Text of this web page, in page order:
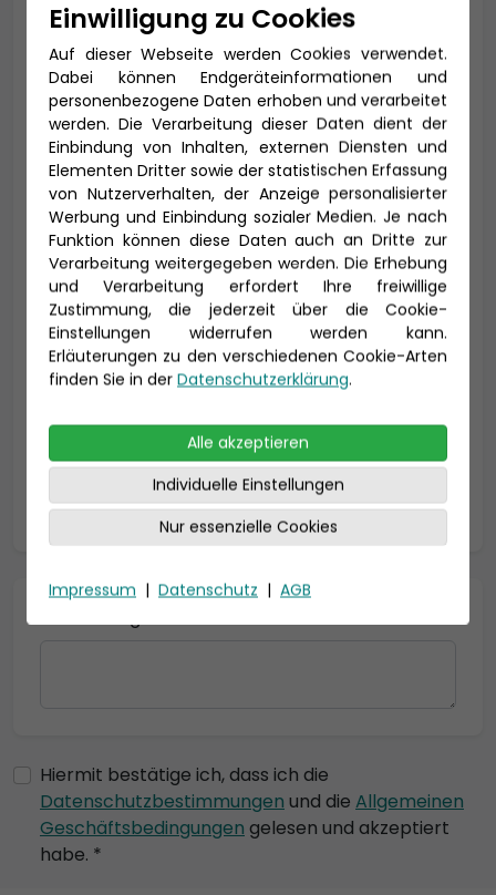
E-Mail *
Telefon *
Geburtsdatum
* = Pflichtfelder
Hiermit bestätige ich, dass ich die
Datenschutzbestimmungen und die Allgemeinen
Geschäftsbedingungen gelesen und akzeptiert
habe. *
Einwilligung zu Cookies
Auf dieser Webseite werden Cookies verwendet.
Dabei können Endgeräteinformationen und
personenbezogene Daten erhoben und verarbeitet
werden. Die Verarbeitung dieser Daten dient der
Einbindung von Inhalten, externen Diensten und
Elementen Dritter sowie der statistischen Erfassung
von Nutzerverhalten, der Anzeige personalisierter
Werbung und Einbindung sozialer Medien. Je nach
Funktion können diese Daten auch an Dritte zur
Verarbeitung weitergegeben werden. Die Erhebung
und Verarbeitung erfordert Ihre freiwillige
Zustimmung, die jederzeit über die Cookie-
Einstellungen widerrufen werden kann.
Erläuterungen zu den verschiedenen Cookie-Arten
finden Sie in der Datenschutzerklärung.
Alle akzeptieren
Individuelle Einstellungen
Nur essenzielle Cookies
Impressum | Datenschutz | AGB